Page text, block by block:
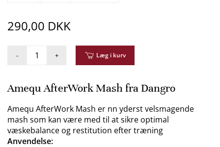
290,00 DKK
- + Læg i kurv
Amequ AfterWork Mash fra Dangro
Amequ AfterWork Mash er nn yderst velsmagende
mash som kan være med til at sikre optimal
væskebalance og restitution efter træning
Anvendelse: